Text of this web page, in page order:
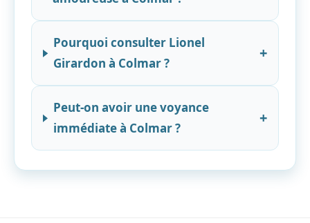
Pourquoi consulter Lionel
Girardon à Colmar ?
+
Peut-on avoir une voyance
immédiate à Colmar ?
+